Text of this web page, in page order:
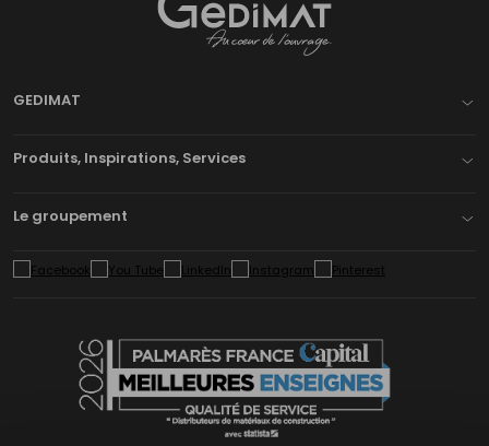
GEDIMAT
Produits, Inspirations, Services
Le groupement